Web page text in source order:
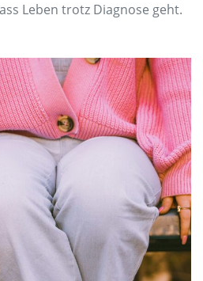
Leben trotz Diagnose geht.